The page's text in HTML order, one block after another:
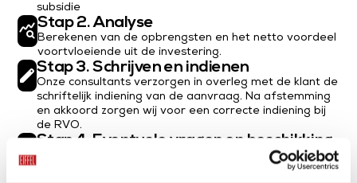
subsidie
query_statsStap 2. Analyse
Berekenen van de opbrengsten en het netto voordeel
voortvloeiende uit de investering.
editStap 3. Schrijven en indienen
Onze consultants verzorgen in overleg met de klant de
schriftelijk indiening van de aanvraag. Na afstemming
en akkoord zorgen wij voor een correcte indiening bij
de RVO.
Stap 4. Eventuele vragen en beschikking
Na indiening kan RVO aanvullende vragen stellen over
het bedrijfsmiddel en aanvullende documentatie